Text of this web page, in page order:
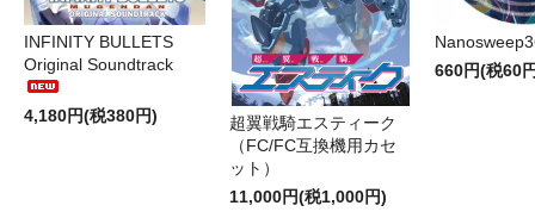
INFINITY BULLETS
Original Soundtrack
4,180円(税380円)
超翼戦騎エスティーク
（FC/FC互換機用カセ
ット）
11,000円(税1,000円)
660円(税60